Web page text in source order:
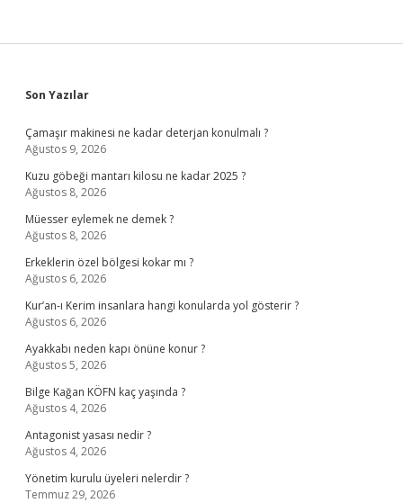
Sidebar
Son Yazılar
Çamaşır makinesi ne kadar deterjan konulmalı ?
Ağustos 9, 2026
Kuzu göbeği mantarı kilosu ne kadar 2025 ?
Ağustos 8, 2026
Müesser eylemek ne demek ?
Ağustos 8, 2026
Erkeklerin özel bölgesi kokar mı ?
Ağustos 6, 2026
Kur’an-ı Kerim insanlara hangi konularda yol gösterir ?
Ağustos 6, 2026
Ayakkabı neden kapı önüne konur ?
Ağustos 5, 2026
Bilge Kağan KÖFN kaç yaşında ?
Ağustos 4, 2026
Antagonist yasası nedir ?
Ağustos 4, 2026
Yönetim kurulu üyeleri nelerdir ?
Temmuz 29, 2026